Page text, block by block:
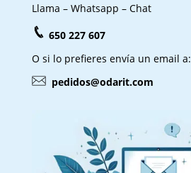
Llama – Whatsapp – Chat
650 227 607
O si lo prefieres envía un email a:
pedidos@odarit.com